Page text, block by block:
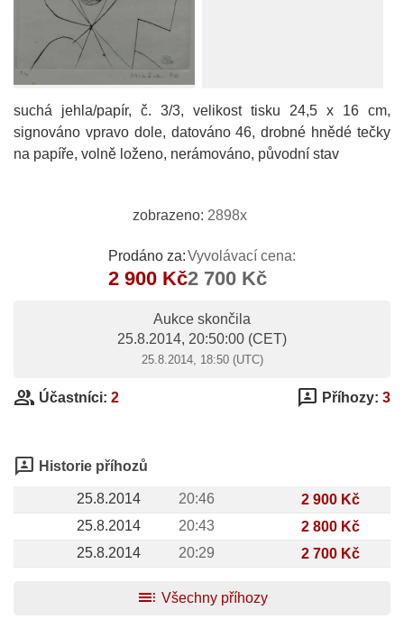
suchá jehla/papír, č. 3/3, velikost tisku 24,5 x 16 cm,
signováno vpravo dole, datováno 46, drobné hnědé tečky
na papíře, volně loženo, nerámováno, původní stav
zobrazeno: 2898x
Prodáno za:
2 900 Kč
Vyvolávací cena:
2 700 Kč
Aukce skončila
25.8.2014, 20:50:00 (CET)
25.8.2014, 18:50 (UTC)
group Účastníci: 2 3p Příhozy: 3
3p Historie příhozů
25.8.2014 20:46
2 900 Kč
25.8.2014
20:43
2 800 Kč
25.8.2014
20:29 2 700 Kč
toc Všechny příhozy